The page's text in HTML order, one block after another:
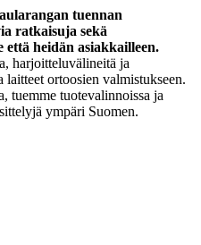
tuennan
ratkaisuja sekä
heidän asiakkailleen.
harjoitteluvälineitä ja
ortoosien valmistukseen.
tuemme tuotevalinnoissa ja
ympäri Suomen.